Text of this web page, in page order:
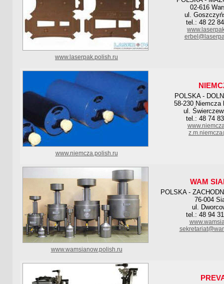
02-616
ul.
tel.: 48 22
www.laserpak.polish.ru
POLSKA -
58-230 Niemcza
ul.
tel.: 48 74
www.niemcza.polish.ru
WAM
POLSKA -
76-004
ul.
tel.: 48 94
www.wamsianow.polish.ru